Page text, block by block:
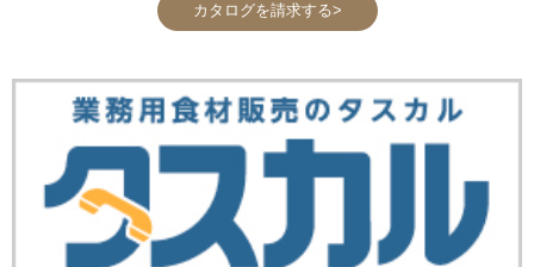
カタログを請求する>